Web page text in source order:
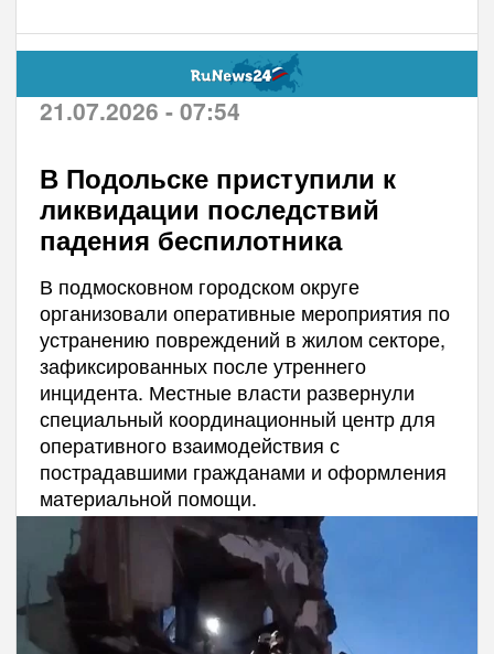
21.07.2026 - 07:54
В Подольске приступили к
ликвидации последствий
падения беспилотника
В подмосковном городском округе
организовали оперативные мероприятия по
устранению повреждений в жилом секторе,
зафиксированных после утреннего
инцидента. Местные власти развернули
специальный координационный центр для
оперативного взаимодействия с
пострадавшими гражданами и оформления
материальной помощи.